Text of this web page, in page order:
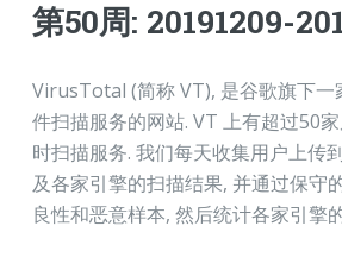
第50周: 20191209-
VirusTotal (简称 VT), 是谷歌旗下一
件扫描服务的网站. VT 上有超过50
时扫描服务. 我们每天收集用户上传
及各家引擎的扫描结果, 并通过保守
良性和恶意样本, 然后统计各家引擎